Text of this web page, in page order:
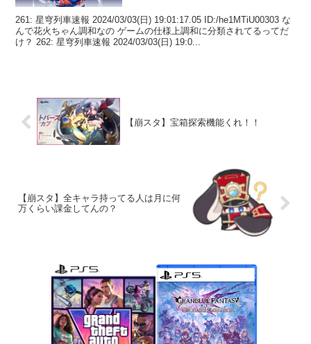
261: 星穹列車速報 2024/03/03(日) 19:01:17.05 ID:/he1MTiU00303 な
んで花火ちゃん調和なの ゲームの仕様上調和に分類されてるってだ
け？ 262: 星穹列車速報 2024/03/03(日) 19:0...
【崩スタ】宝箱探索機能くれ！！
【崩スタ】全キャラ持ってる人は月に何
万くらい課金してんの？